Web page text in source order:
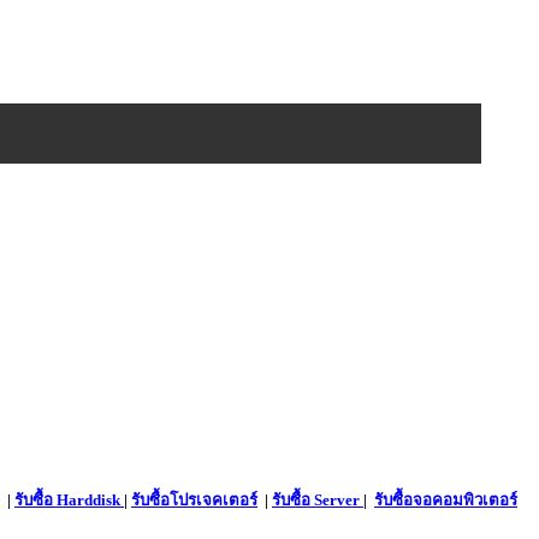
| รับซื้อ Harddisk | รับซื้อโปรเจคเตอร์| รับซื้อ Server | รับซื้อจอคอมพิวเตอร์